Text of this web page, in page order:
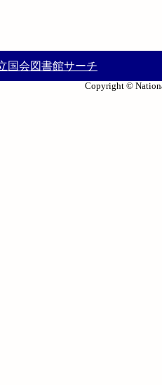
国会図書館サーチ
Copyright ©